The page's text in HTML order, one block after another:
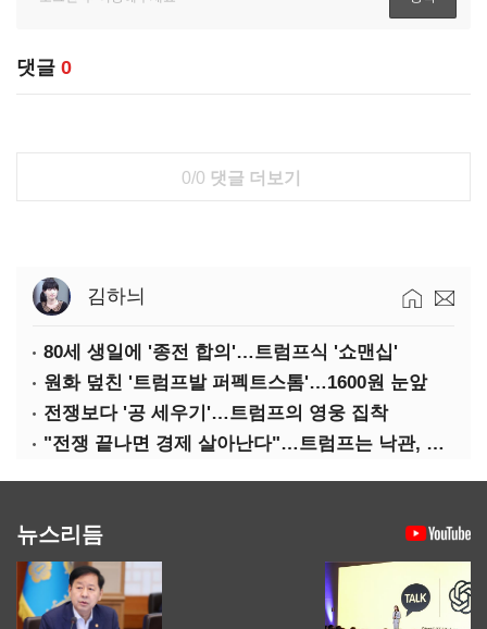
댓글 0
0/0 댓글 더보기
김하늬
80세 생일에 '종전 합의'…트럼프식 '쇼맨십'
원화 덮친 '트럼프발 퍼펙트스톰'…1600원 눈앞
전쟁보다 '공 세우기'…트럼프의 영웅 집착
"전쟁 끝나면 경제 살아난다"…트럼프는 낙관, 미국인은 싸늘
뉴스리듬